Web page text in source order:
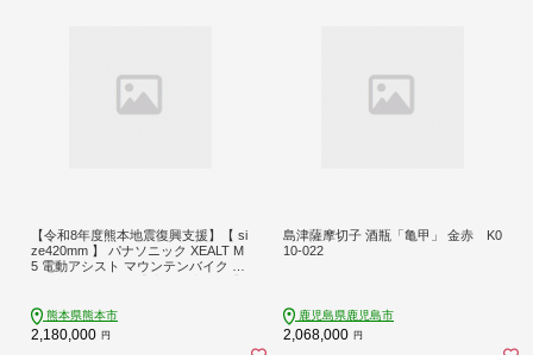
【令和8年度熊本地震復興支援】【 si
ze420mm 】 パナソニック XEALT M
5 電動アシスト マウンテンバイク E
サスペンション 走行距離 ディスプレ
イ ブレーキ スルーアクスル 自転車
電動アシスト自転車 電動自転車 マウ
熊本県熊本市
2,180,000 円
島津薩摩切子 酒瓶「亀甲」 金赤 K0
10-022
鹿児島県鹿児島市
2,068,000 円